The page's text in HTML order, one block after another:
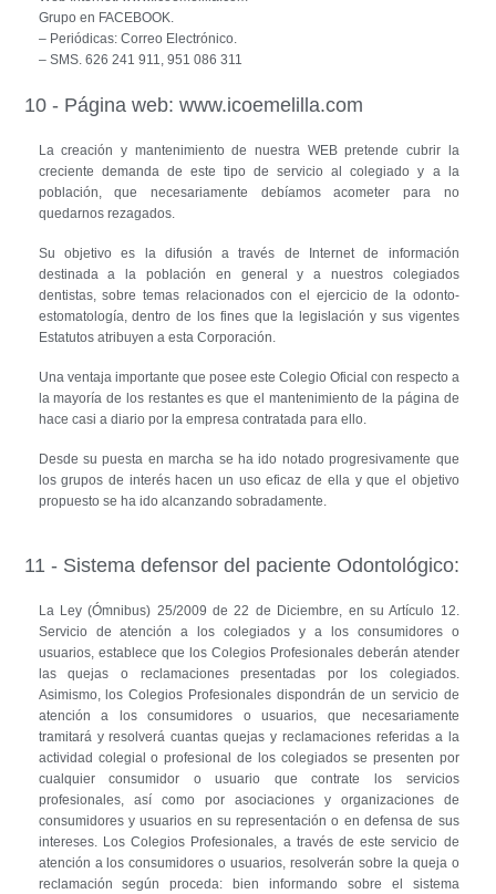
Grupo en FACEBOOK.
– Periódicas: Correo Electrónico.
– SMS. 626 241 911, 951 086 311
10 - Página web: www.icoemelilla.com
La creación y mantenimiento de nuestra WEB pretende cubrir la
creciente demanda de este tipo de servicio al colegiado y a la
población, que necesariamente debíamos acometer para no
quedarnos rezagados.
Su objetivo es la difusión a través de Internet de información
destinada a la población en general y a nuestros colegiados
dentistas, sobre temas relacionados con el ejercicio de la odonto-
estomatología, dentro de los fines que la legislación y sus vigentes
Estatutos atribuyen a esta Corporación.
Una ventaja importante que posee este Colegio Oficial con respecto a
la mayoría de los restantes es que el mantenimiento de la página de
hace casi a diario por la empresa contratada para ello.
Desde su puesta en marcha se ha ido notado progresivamente que
los grupos de interés hacen un uso eficaz de ella y que el objetivo
propuesto se ha ido alcanzando sobradamente.
11 - Sistema defensor del paciente Odontológico:
La Ley (Ómnibus) 25/2009 de 22 de Diciembre, en su Artículo 12.
Servicio de atención a los colegiados y a los consumidores o
usuarios, establece que los Colegios Profesionales deberán atender
las quejas o reclamaciones presentadas por los colegiados.
Asimismo, los Colegios Profesionales dispondrán de un servicio de
atención a los consumidores o usuarios, que necesariamente
tramitará y resolverá cuantas quejas y reclamaciones referidas a la
actividad colegial o profesional de los colegiados se presenten por
cualquier consumidor o usuario que contrate los servicios
profesionales, así como por asociaciones y organizaciones de
consumidores y usuarios en su representación o en defensa de sus
intereses. Los Colegios Profesionales, a través de este servicio de
atención a los consumidores o usuarios, resolverán sobre la queja o
reclamación según proceda: bien informando sobre el sistema